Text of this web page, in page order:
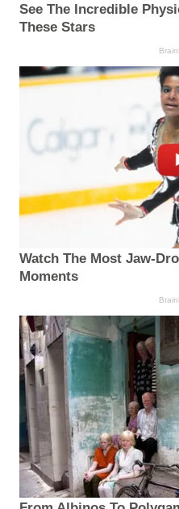
See The Incredible
These Stars
Watch The Most
Moments